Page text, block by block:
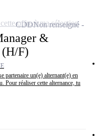
&
F)
partenaire un(e) alternant(e) en
Pour réaliser cette alternance, tu
CDDNon renseigné
offre à ma sélection